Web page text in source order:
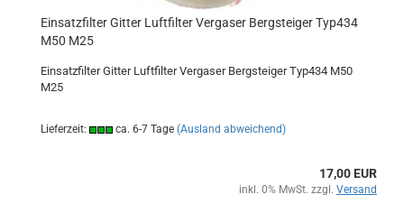
Einsatzfilter Gitter Luftfilter Vergaser Bergsteiger Typ434
M50 M25
Einsatzfilter Gitter Luftfilter Vergaser Bergsteiger Typ434 M50
M25
Lieferzeit: ca. 6-7 Tage (Ausland abweichend)
17,00 EUR
inkl. 0% MwSt. zzgl. Versand